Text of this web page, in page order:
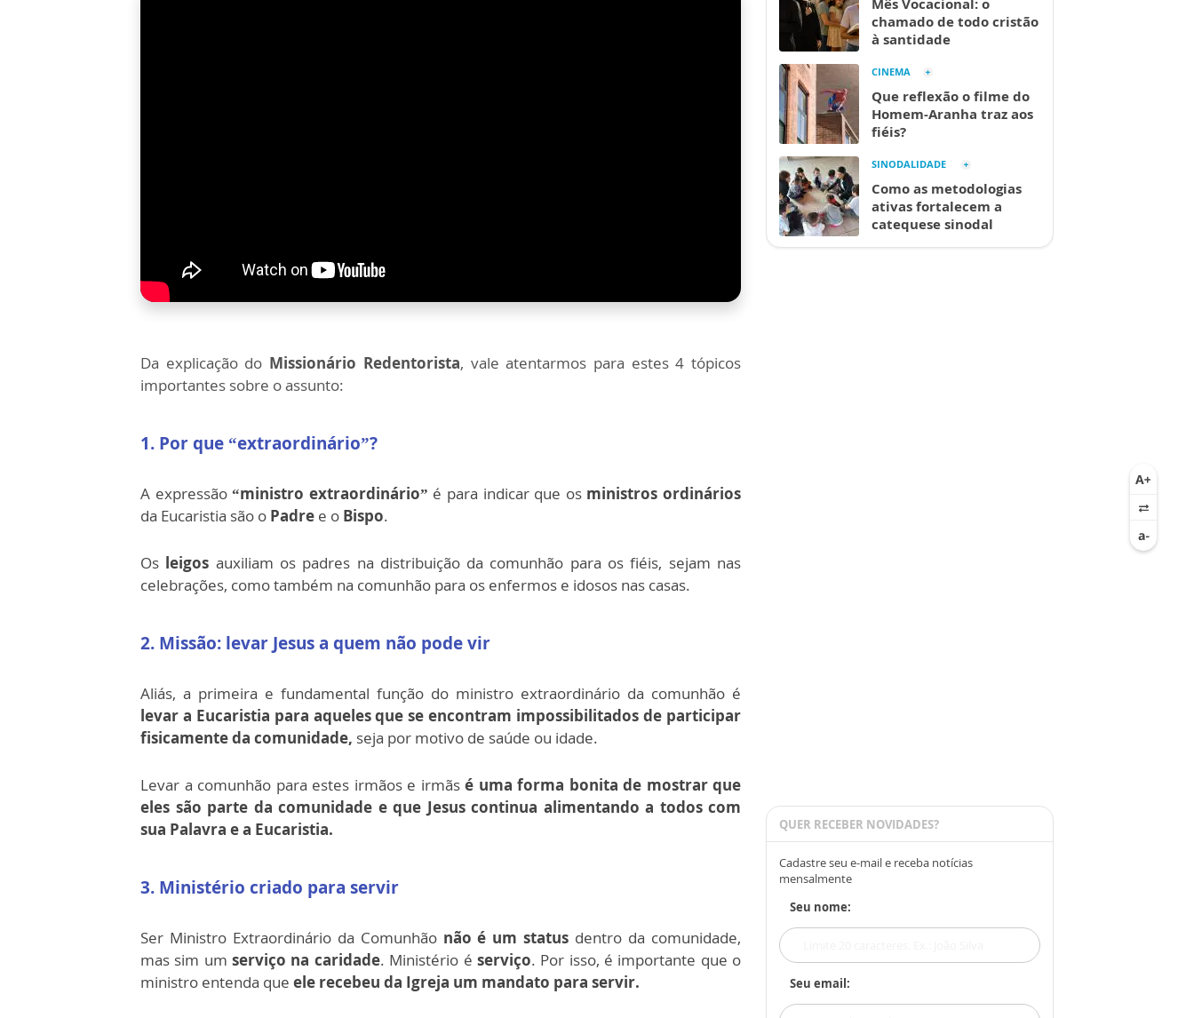
Da explicação do Missionário Redentorista, vale atentarmos para estes 4 tópicos
importantes sobre o assunto:
1. Por que “extraordinário”?
A expressão “ministro extraordinário” é para indicar que os ministros ordinários
da Eucaristia são o Padre e o Bispo.
Os leigos auxiliam os padres na distribuição da comunhão para os fiéis, sejam nas
celebrações, como também na comunhão para os enfermos e idosos nas casas.
2. Missão: levar Jesus a quem não pode vir
Aliás, a primeira e fundamental função do ministro extraordinário da comunhão é
levar a Eucaristia para aqueles que se encontram impossibilitados de participar
fisicamente da comunidade, seja por motivo de saúde ou idade.
Levar a comunhão para estes irmãos e irmãs é uma forma bonita de mostrar que
eles são parte da comunidade e que Jesus continua alimentando a todos com
sua Palavra e a Eucaristia.
3. Ministério criado para servir
Ser Ministro Extraordinário da Comunhão não é um status dentro da comunidade,
mas sim umserviço na caridade. Ministério é serviço. Por isso, é importante que o
ministro entenda que ele recebeu da Igreja um mandato para servir.
Mês Vocacional: o
chamado de todo cristão
à santidade
CINEMA
Que reflexão o filme do
Homem-Aranha traz aos
fiéis?
SINODALIDADE
Como as metodologias
ativas fortalecem a
catequese sinodal
QUER RECEBER NOVIDADES?
Cadastre seu e-mail e receba notícias
mensalmente
Seu nome:
Seu email: